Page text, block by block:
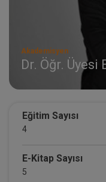
Akademisyen
Dr. Öğr. Üyesi
Eğitim Sayısı
4
E-Kitap Sayısı
5